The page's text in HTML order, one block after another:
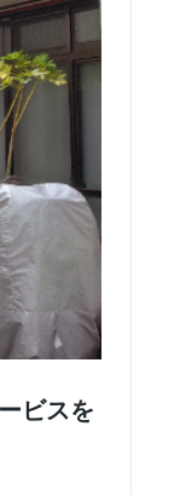
ビスを